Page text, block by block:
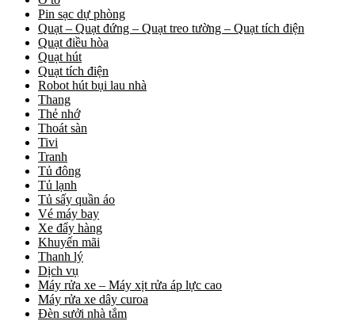
Pin sạc dự phòng
Quạt – Quạt đứng – Quạt treo tường – Quạt tích điện
Quạt điều hòa
Quạt hút
Quạt tích điện
Robot hút bụi lau nhà
Thang
Thẻ nhớ
Thoát sàn
Tivi
Tranh
Tủ đông
Tủ lạnh
Tủ sấy quần áo
Vé máy bay
Xe đẩy hàng
Khuyến mãi
Thanh lý
Dịch vụ
Máy rửa xe – Máy xịt rửa áp lực cao
Máy rửa xe dây curoa
Đèn sưởi nhà tắm